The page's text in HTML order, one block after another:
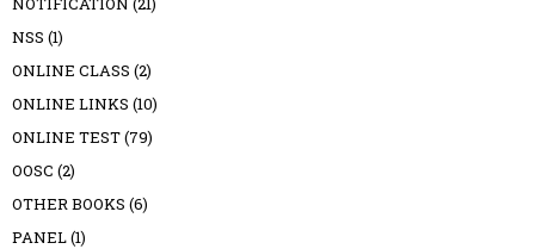
NSS (1)
ONLINE CLASS (2)
ONLINE LINKS (10)
ONLINE TEST(79)
OOSC (2)
OTHER BOOKS (6)
PANEL(1)